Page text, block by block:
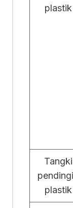
plastik
Tangki
plastik